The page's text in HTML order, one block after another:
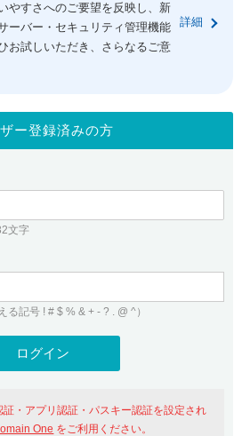
facebook
ログイン
ドメインをご利用希望の方
Domainにログイン
サーバーを含む最新の機能を使う方
ユーザー登録
やすさへのご要望を反映し、新
ーバー・セキュリティ管理機能
お試しいただき、さらなるご意
詳細
ー登録済みの方
文字
記号 ! # $ % & + - ? . @ ^）
証・アプリ認証・パスキー認証を設定され
One をご利用ください。